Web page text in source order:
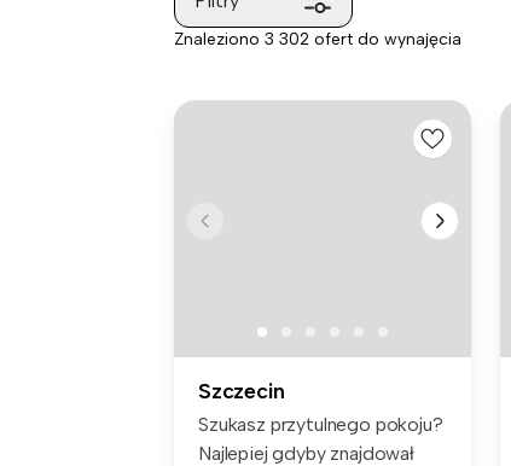
Znaleziono 3 302 ofert do wynajęcia
Szczecin
Szukasz przytulnego pokoju?
Najlepiej gdyby znajdował